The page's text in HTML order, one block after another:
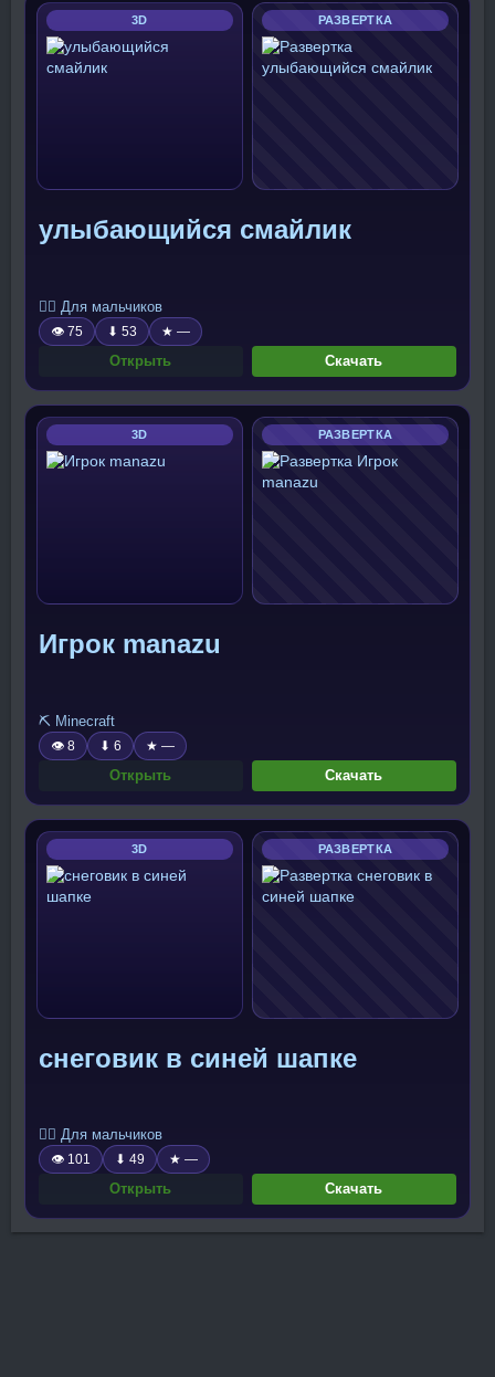
3D РАЗВЕРТКА
улыбающийся смайлик
🧍‍♂️ Для мальчиков
👁 75 ⬇ 53 ★ —
Открыть Скачать
3D РАЗВЕРТКА
Игрок manazu
⛏️ Minecraft
👁 8 ⬇ 6 ★ —
Открыть Скачать
3D РАЗВЕРТКА
снеговик в синей шапке
🧍‍♂️ Для мальчиков
👁 101 ⬇ 49 ★ —
Открыть Скачать